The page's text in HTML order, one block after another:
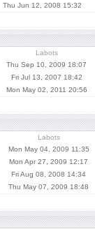
Thu Jun 12, 2008 15:32
Labots
Thu Sep 10, 2009 18:07
Fri Jul 13, 2007 18:42
Mon May 02, 2011 20:56
Labots
Mon May 04, 2009 11:35
Mon Apr 27, 2009 12:17
Fri Aug 08, 2008 14:34
Thu May 07, 2009 18:48